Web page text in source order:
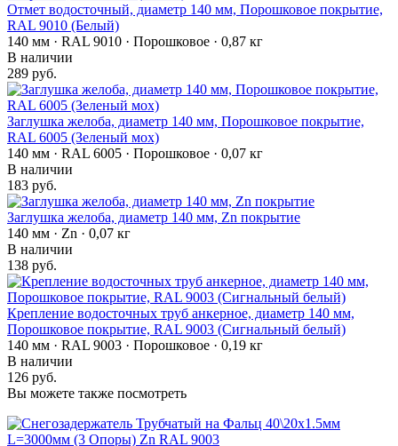
Отмет водосточный, диаметр 140 мм, Порошковое покрытие,
RAL 9010 (Белый)
140 мм · RAL 9010 · Порошковое · 0,87 кг
В наличии
289 руб.
Заглушка желоба, диаметр 140 мм, Порошковое покрытие,
RAL 6005 (Зеленый мох)
140 мм · RAL 6005 · Порошковое · 0,07 кг
В наличии
183 руб.
Заглушка желоба, диаметр 140 мм, Zn покрытие
140 мм · Zn · 0,07 кг
В наличии
138 руб.
Крепление водосточных труб анкерное, диаметр 140 мм,
Порошковое покрытие, RAL 9003 (Сигнальный белый)
140 мм · RAL 9003 · Порошковое · 0,19 кг
В наличии
126 руб.
Вы можете также посмотреть